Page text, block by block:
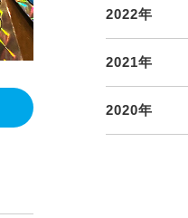
2022年
2021年
2020年